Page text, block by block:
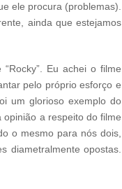
ele procura (problemas).
ainda que estejamos
Eu achei o filme
pelo próprio esforço e
um glorioso exemplo do
a respeito do filme
o mesmo para nós dois,
diametralmente opostas.